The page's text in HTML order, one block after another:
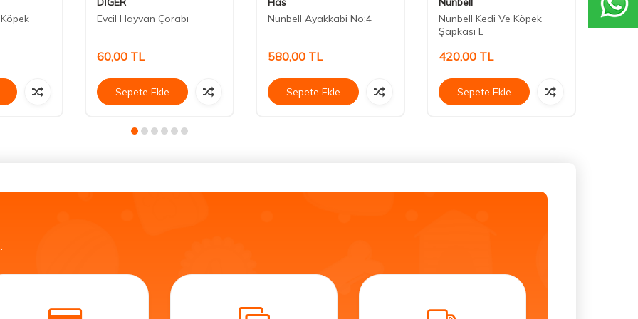
Evcil Hayvan Çorabı
60,00 TL
Sepete Ekle
Nunbell Ayakkabi No:4
580,00 TL
Sepete Ekle
Nunbell Kedi Ve Köpek
Şapkası L
420,00 TL
Sepete Ekle